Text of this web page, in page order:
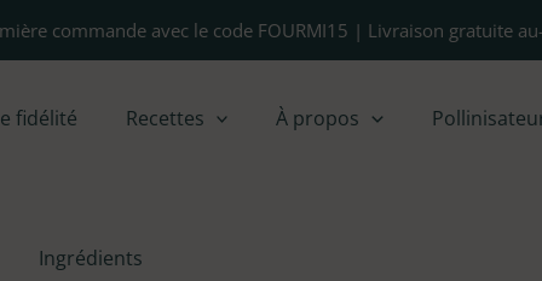
commande avec le code FOURMI15 | Livraison gratuite
fidélité Recettes À propos
Ingrédients
quantité